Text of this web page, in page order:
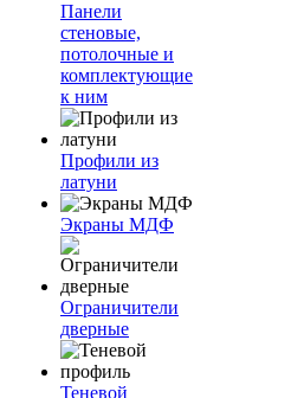
Панели
стеновые,
потолочные и
комплектующие
к ним
Профили из
латуни
Экраны МДФ
Ограничители
дверные
Теневой